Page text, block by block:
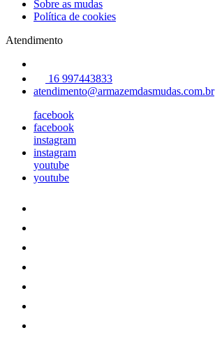
Sobre as mudas
Política de cookies
Atendimento
16 997443833
atendimento@armazemdasmudas.com.br
facebook
facebook
instagram
instagram
youtube
youtube